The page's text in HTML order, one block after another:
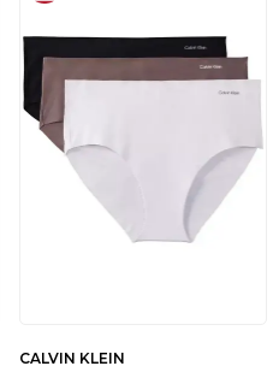
CALVIN KLEIN